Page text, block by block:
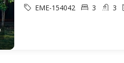
EME-154042 3 3